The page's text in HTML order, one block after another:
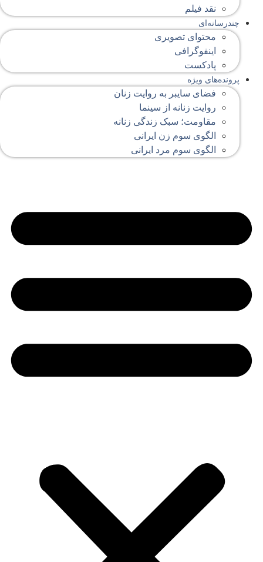
نقد فیلم
چندرسانه‌ای
محتوای تصویری
اینفوگرافی
پادکست
پرونده‌های ویژه
فضای سایبر به روایت زنان
روایت زنانه از سینما
مقاومت؛ سبک زندگی زنانه
الگوی سوم زن ایرانی
الگوی سوم مرد ایرانی